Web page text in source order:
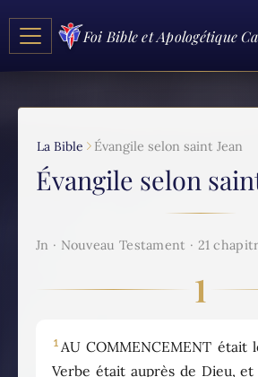
Foi Bible et Apologétique
La Bible Évangile selon saint Jean
Évangile selon
Jn · Nouveau Testament · 21
1
1 AU COMMENCEMENT était
Verbe était auprès de Dieu,